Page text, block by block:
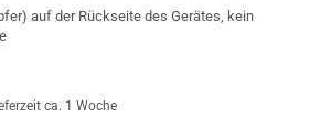
auf der Rückseite des Gerätes, kein
ca. 1 Woche